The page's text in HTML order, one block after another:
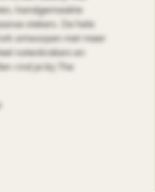
handgemaakte
stekers. De hele
ontworpen met meer
notenkrakers en
vind je bij The